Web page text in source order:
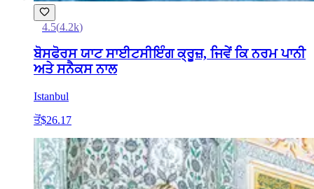
4.5(4.2k)
ਬੋਸਫੋਰਸ ਯਾਟ ਸਾਈਟਸੀਇੰਗ ਕ੍ਰੂਜ਼, ਜਿਵੇਂ ਕਿ ਨਰਮ ਪਾਨੀ
ਅਤੇ ਸਨੈਕਸ ਨਾਲ
Istanbul
ਤੋਂ$26.17